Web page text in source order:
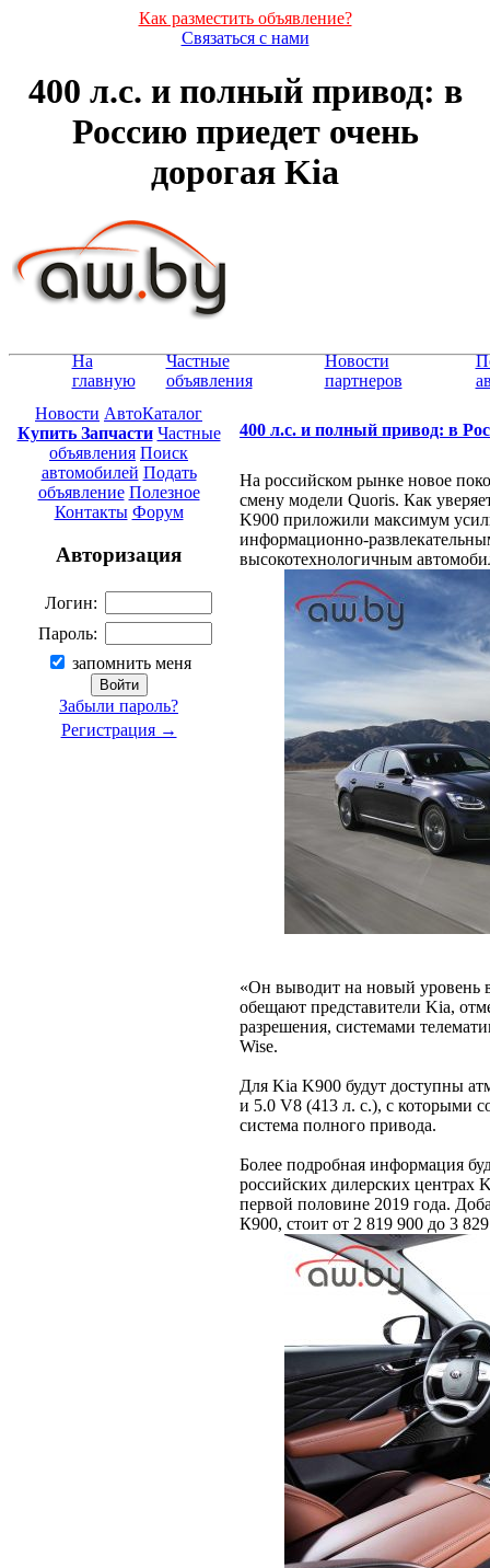
Как разместить объявление?
Связаться с нами
400 л.с. и полный привод: в
Россию приедет очень
дорогая Kia
На
главную
Частные
объявления
Новости
партнеров
Новости АвтоКаталог
Купить Запчасти Частные
объявления Поиск
автомобилей Подать
объявление Полезное
Контакты Форум
Авторизация
Логин:
Пароль:
запомнить меня
Забыли пароль?
Регистрация →
400 л.с. и полный привод: в
На российском рынке новое
смену модели Quoris. Как
K900 приложили максимум
информационно-
высокотехнологичным
«Он выводит на новый уровень
обещают представители Kia,
разрешения, системами
Wise.
Для Kia K900 будут доступны
и 5.0 V8 (413 л. с.), с которыми
система полного привода.
Более подробная информация
российских дилерских центрах
первой половине 2019 года.
К900, стоит от 2 819 900 до 3